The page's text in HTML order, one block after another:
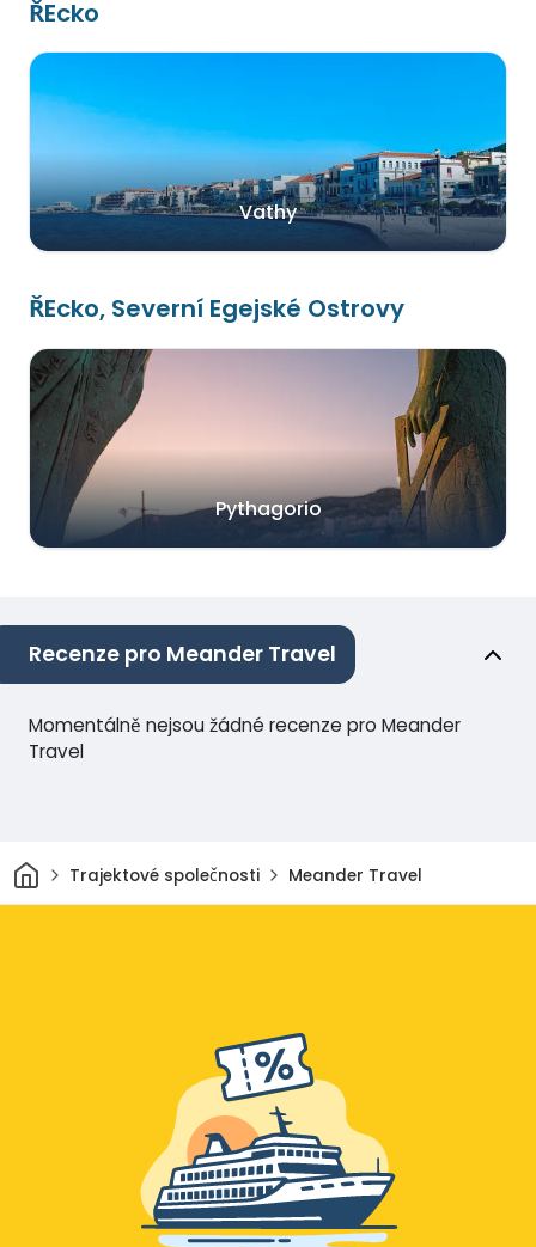
ŘEcko
Vathy
ŘEcko, Severní Egejské Ostrovy
Pythagorio
Recenze pro Meander Travel
Momentálně nejsou žádné recenze pro Meander
Travel
Domov
Trajektové společnosti Meander Travel